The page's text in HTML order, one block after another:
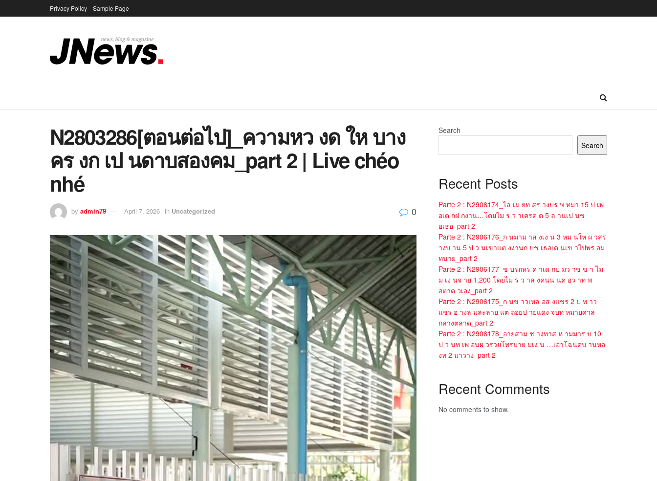
Privacy Policy Sample Page
N2803286[ตอนต่อไป]_ความหว งด ให บาง
คร งก เป นดาบสองคม_part 2 | Live chéo
nhé
by admin79 April 7, 2026 in Uncategorized 0
Search
Search
Recent Posts
Parte 2 : N2906174_ไล เม ยท สร างบร ษ ทมา 15 ป เพ
อเด กฝ กงาน…โดยไม ร ว าเครด ต 5 ล านเป นช
อเธอ_part 2
Parte 2 : N2906176_ก นมาม าส งเง น 3 หม นให ผ วสร
างบ าน 5 ป ว นเขาแต งงานก บช เธอเด นเข าไปพร อม
ทนาย_part 2
Parte 2 : N2906177_ข บรถหร ด าเด กป มว าข ข า ไม
ม เง นจ าย 1,200 โดยไม ร ว าล งคนน นค อว าท พ
อตาต วเอง_part 2
Parte 2 : N2906175_ก นข าวเหล อส งแชร 2 ป ท าว
แชร อ างล มละลาย แต ถอยป ายแดง จบท หมายศาล
กลางตลาด_part 2
Parte 2 : N2906178_อายสาม ช างทาส ห ามมาร บ 10
ป ว นท เพ อนผ วรวยโทรมาย มเง น …เอาโฉนดบ านหล
งท 2 มาวาง_part 2
Recent Comments
No comments to show.